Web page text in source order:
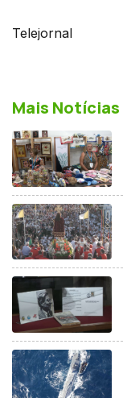
Telejornal
Mais Notícias